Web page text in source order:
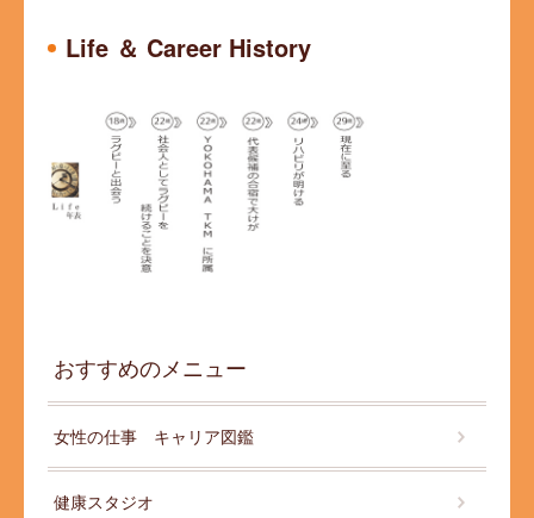
Life ＆ Career History
おすすめのメニュー
女性の仕事 キャリア図鑑
健康スタジオ